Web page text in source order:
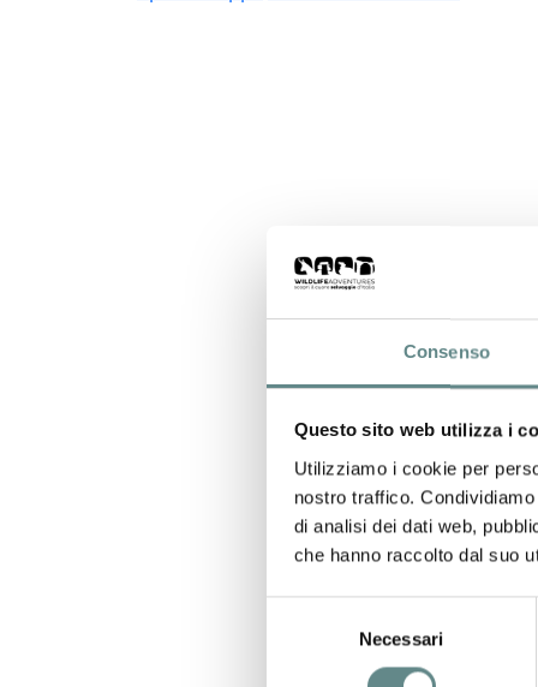
Consenso
Questo sito web utilizza i
Utilizziamo i cookie per
nostro traffico.
di analisi dei dati web,
che hanno raccolto dal suo
Necessari